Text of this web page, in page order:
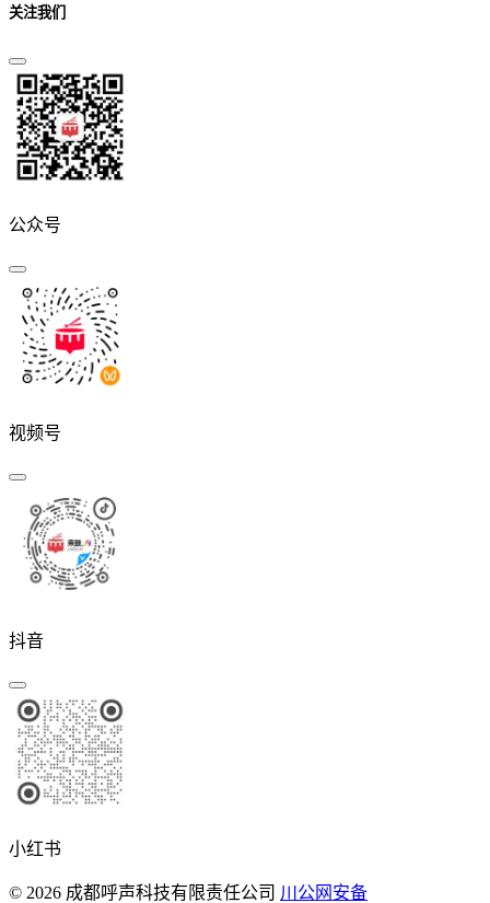
关注我们
公众号
视频号
抖音
小红书
© 2026 成都呼声科技有限责任公司 川公网安备